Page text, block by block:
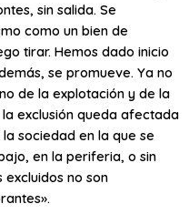
sin salida. Se
como un bien de
tirar. Hemos dado inicio
se promueve. Ya no
de la explotación y de la
exclusión queda afectada
sociedad en la que se
en la periferia, o sin
no son